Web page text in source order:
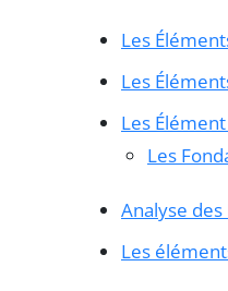
Les
Les
Les
Les
Analyse des
Les